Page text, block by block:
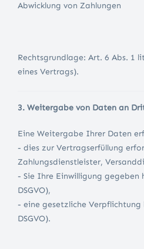
Abwicklung von Zahlungen
Rechtsgrundlage: Art. 6 Abs. 1
eines Vertrags).
3. Weitergabe von Daten an
Eine Weitergabe Ihrer Daten
- dies zur Vertragserfüllung
Zahlungsdienstleister,
- Sie Ihre Einwilligung gegeben
DSGVO),
- eine gesetzliche
DSGVO).